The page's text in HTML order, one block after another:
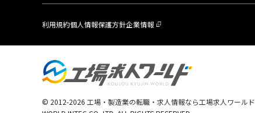
利用規約個人情報保護方針企業情報
© 2012-2026 工場・製造業の転職・求人情報なら工場求人ワールド